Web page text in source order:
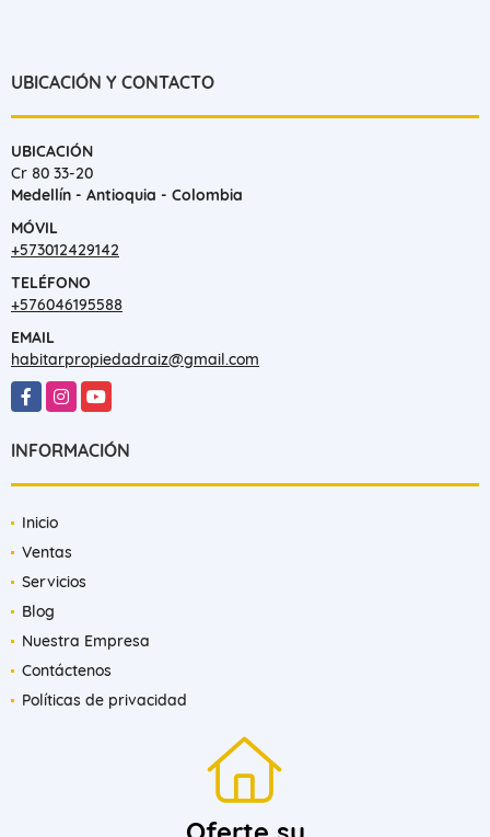
UBICACIÓN Y CONTACTO
UBICACIÓN
Cr 80 33-20
Medellín - Antioquia - Colombia
MÓVIL
+573012429142
TELÉFONO
+576046195588
EMAIL
habitarpropiedadraiz@gmail.com
FacebookInstagram
YouTube
INFORMACIÓN
Inicio
Ventas
Servicios
Blog
Nuestra Empresa
Contáctenos
Políticas de privacidad